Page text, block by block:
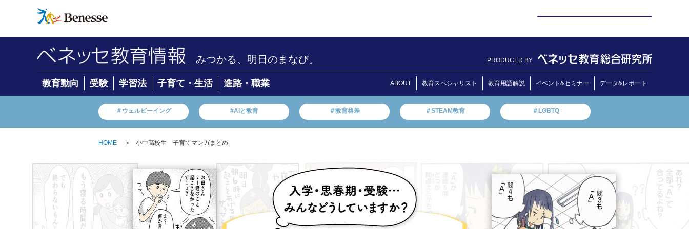
みつかる、明日のまなび。 PRODUCED BY
教育動向 受験 学習法 子育て・生活 進路・職業 ABOUT 教育スペシャリスト 教育用語解説 イベント&セミナー データ&レポート
＃ウェルビーイング #AIと教育 ＃教育格差 ＃STEAM教育 ＃LGBTQ
HOME ＞ 小中高校生 子育てマンガまとめ